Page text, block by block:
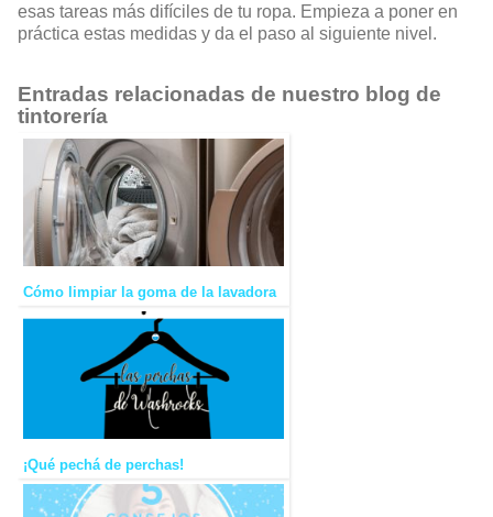
esas tareas más difíciles de tu ropa. Empieza a poner en
práctica estas medidas y da el paso al siguiente nivel.
Entradas relacionadas de nuestro blog de
tintorería
Cómo limpiar la goma de la lavadora
¡Qué pechá de perchas!